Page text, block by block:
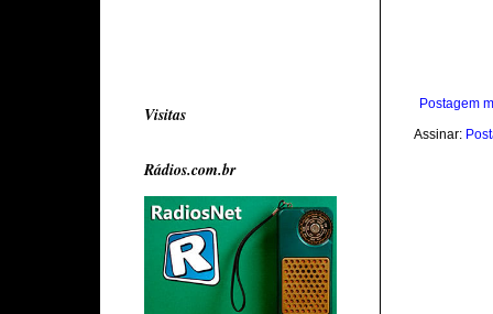
Postagem
Assinar:
Visitas
Rádios.com.br